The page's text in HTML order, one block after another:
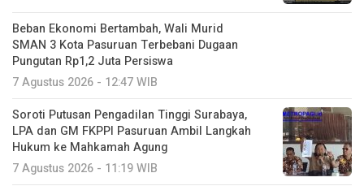
Beban Ekonomi Bertambah, Wali Murid
SMAN 3 Kota Pasuruan Terbebani Dugaan
Pungutan Rp1,2 Juta Persiswa
7 Agustus 2026 - 12:47 WIB
Soroti Putusan Pengadilan Tinggi Surabaya,
LPA dan GM FKPPI Pasuruan Ambil Langkah
Hukum ke Mahkamah Agung
7 Agustus 2026 - 11:19 WIB